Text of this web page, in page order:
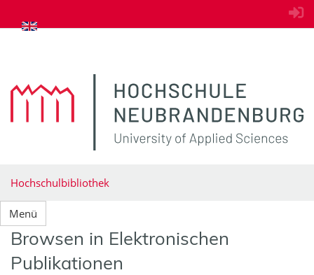
zum Inhalt springen
Hochschulbibliothek
Menü
Browsen in Elektronischen
Publikationen